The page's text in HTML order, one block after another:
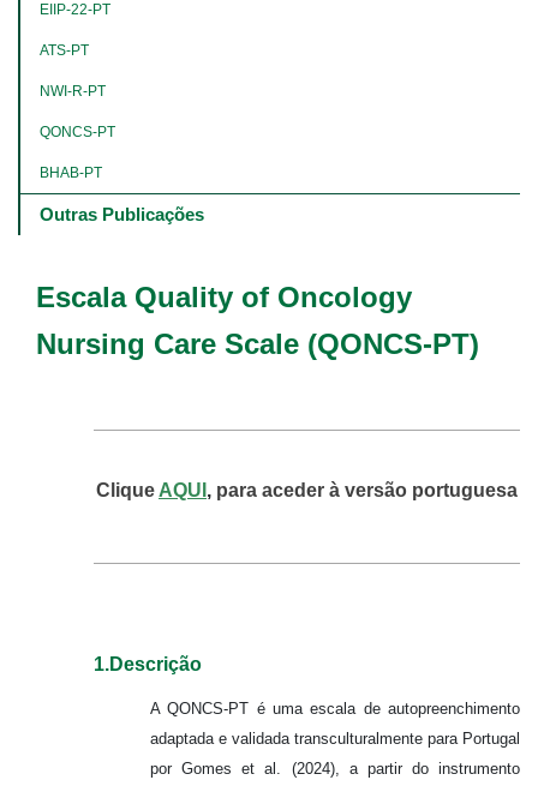
Escala Quality of Oncology
Nursing Care Scale (QONCS-PT)
Clique AQUI , para aceder à versão portuguesa
1.Descrição
A QONCS-PT é uma escala de autopreenchimento
adaptada e validada transculturalmente para Portugal
por Gomes et al. (2024), a partir do instrumento
EIIP-22-PT
ATS-PT
NWI-R-PT
QONCS-PT
BHAB-PT
Outras Publicações